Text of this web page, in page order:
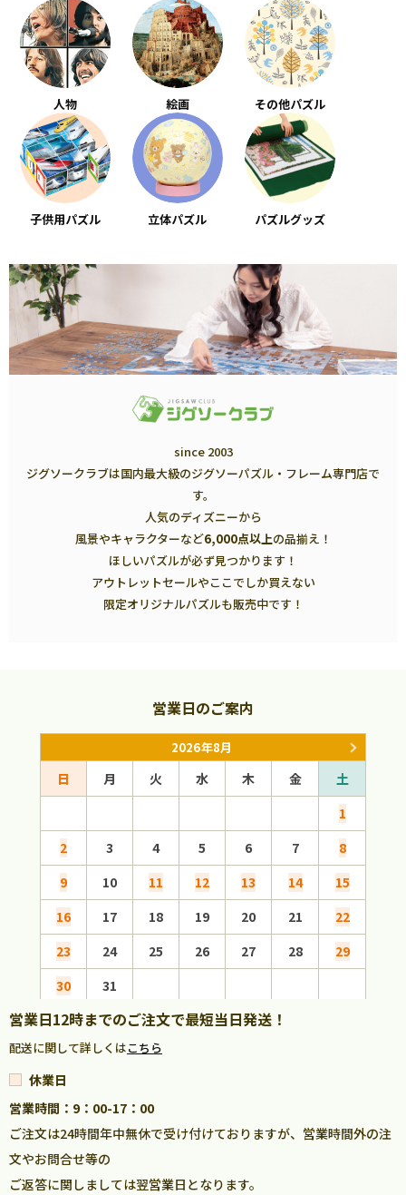
人物 絵画 その他パズル
子供用パズル 立体パズル パズルグッズ
since 2003
ジグソークラブは国内最大級のジグソーパズル・フレーム専門店で
す。
人気のディズニーから
風景やキャラクターなど6,000点以上の品揃え！
ほしいパズルが必ず見つかります！
アウトレットセールやここでしか買えない
限定オリジナルパズルも販売中です！
営業日のご案内
2026年8月
日 月 火 水 木 金
土
1
2
3 4 5 6 7
8
9
10 11 12 13 14
15
16
17 18 19 20 21
22
23
24 25 26 27 28
29
30
31
営業日12時までのご注文で最短当日発送！
配送に関して詳しくはこちら
休業日
営業時間：9：00-17：00
ご注文は24時間年中無休で受け付けておりますが、営業時間外の注
文やお問合せ等の
ご返答に関しましては翌営業日となります。